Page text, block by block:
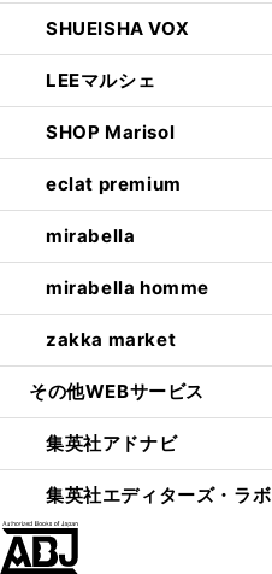
SHUEISHA VOX
LEEマルシェ
SHOP Marisol
eclat premium
mirabella
mirabella homme
zakka market
その他WEBサービス
集英社アドナビ
集英社エディターズ・ラボ